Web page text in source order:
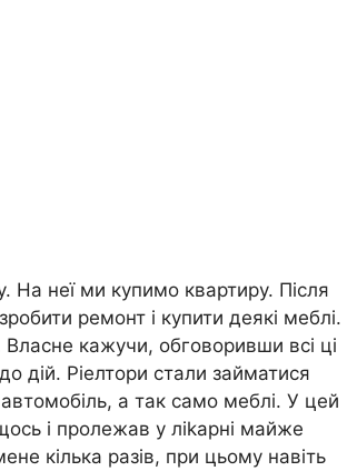
На неї ми купимо квартиру. Після
ремонт і купити деякі меблі.
кажучи, обговоривши всі ці
дій. Ріелтори стали займатися
а так само меблі. У цей
і пролежав у ліkарні майже
кілька разів, при цьому навіть